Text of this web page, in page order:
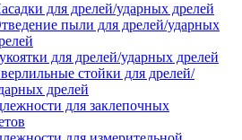
для дрелей/ударных дрелей
пыли для дрелей/ударных
для дрелей/ударных дрелей
стойки для дрелей/
дрелей
для заклепочных